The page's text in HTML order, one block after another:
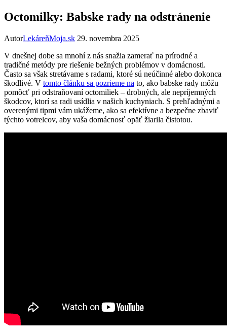
Octomilky: Babske rady na odstránenie
AutorLekáreňMoja.sk 29. novembra 2025
V dnešnej dobe sa mnohí z nás snažia zamerať na prírodné a
tradičné metódy pre riešenie bežných problémov v domácnosti.
Často sa však stretávame s radami, ktoré sú neúčinné alebo dokonca
škodlivé. V tomto článku sa pozrieme na to, ako babske rady môžu
pomôcť pri odstraňovaní octomiliek – drobných, ale nepríjemných
škodcov, ktorí sa radi usídlia v našich kuchyniach. S prehľadnými a
overenými tipmi vám ukážeme, ako sa efektívne a bezpečne zbaviť
týchto votrelcov, aby vaša domácnosť opäť žiarila čistotou.